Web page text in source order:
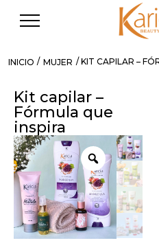
INICIO / MUJER / KIT CAPILAR –
Kit capilar –
Fórmula que
inspira
Veniux
$6.600